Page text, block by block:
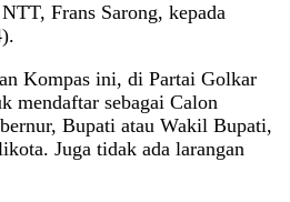
Frans Sarong, kepada
Kompas ini, di Partai Golkar
mendaftar sebagai Calon
Bupati atau Wakil Bupati,
Juga tidak ada larangan